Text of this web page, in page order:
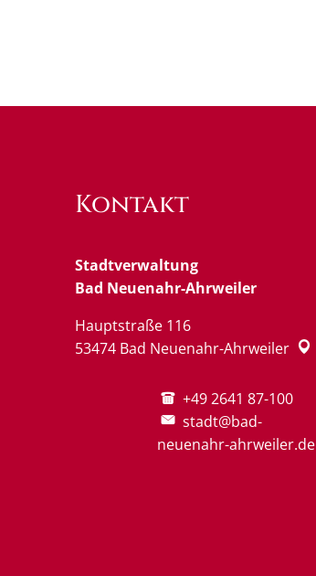
Kontakt
Stadtverwaltung
Bad Neuenahr-Ahrweiler
Hauptstraße 116
53474 Bad Neuenahr-Ahrweiler
+49 2641 87-100
stadt@bad-
neuenahr-ahrweiler.de